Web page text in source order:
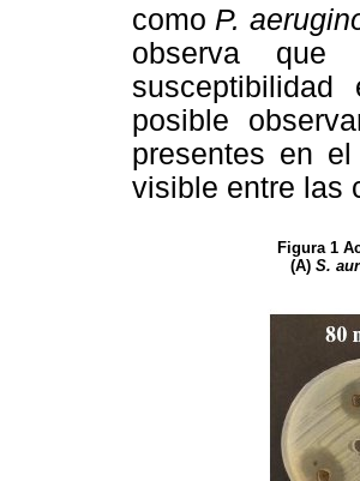
como P.
observa que
posible
presentes en
visible entre las
Figura 1
(A) S.